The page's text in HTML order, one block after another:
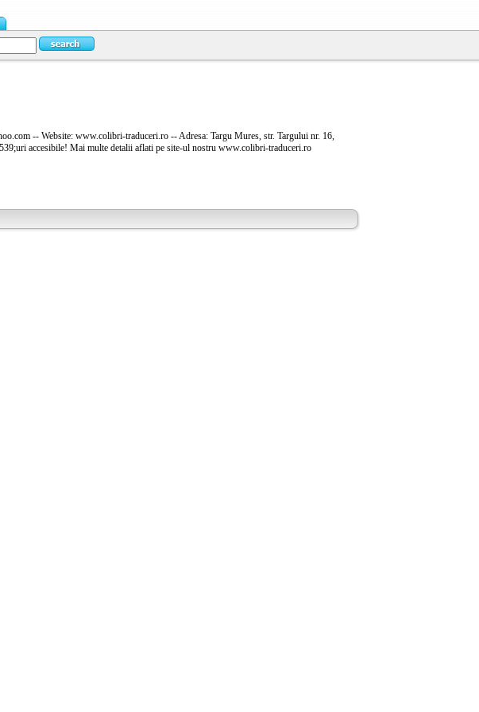
-- Website: www.colibri-traduceri.ro -- Adresa: Targu Mures, str. Targului nr. 16,
accesibile! Mai multe detalii aflati pe site-ul nostru www.colibri-traduceri.ro